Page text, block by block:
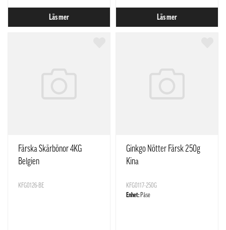
Läs mer Läs mer
Färska Skärbönor 4KG
Belgien
KFG0126-BE
Ginkgo Nötter Färsk 250g
Kina
KFG0117-250G
Enhet: Påse